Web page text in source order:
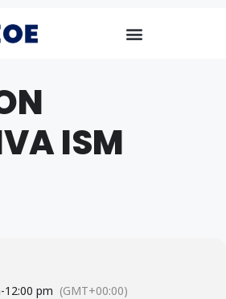
ISM
-12:00 pm (GMT+00:00)